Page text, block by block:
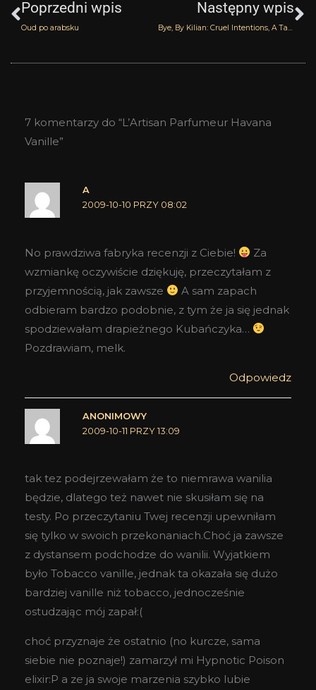
Poprzedni wpis
Oud po arabsku
Następny wpis
Bye, By Kilian: Cruel Intentions, A Taste of Heaven, Liaisons Dengereusses, Back to Black
7 komentarzy do “L’Artisan Parfumeur Havana
Vanille”
A
2009-10-10 PRZY 08:02
No prawdziwa fabryka recenzji z Ciebie!
Za
wzmiankę oczywiście dziękuję, przeczytałam z
przyjemnością, jak zawsze
A sam zapach
odbieram bardzo podobnie, z tym że ja się jednak
spodziewałam drapieżnego Kubańczyka…
Pozdrawiam, melk.
Odpowiedz
ANONIMOWY
2009-10-11 PRZY 13:09
tak tez podejrzewałam że to niemrawa wanilia
będzie, dlatego też nawet nie skusiłam się na
testy. Po przeczytaniu Twej recenzji upewniłam
się tylko w swoich przekonaniach.Choć ja zawsze
z dystansem podchodze do wanilii. Wyjatkiem
było Tobacco vanille, jednak ta okazała się dużo
bardziej vanille niż tobacco, jednocześnie
ostudzając mój zapał:(
choć przyznaje że ostatnio (no kurcze, sama
siebie nie poznaje!) zamarzył mi Hypnotic Poison
elixir:P a ze ja swoje marzenia szybko lubie